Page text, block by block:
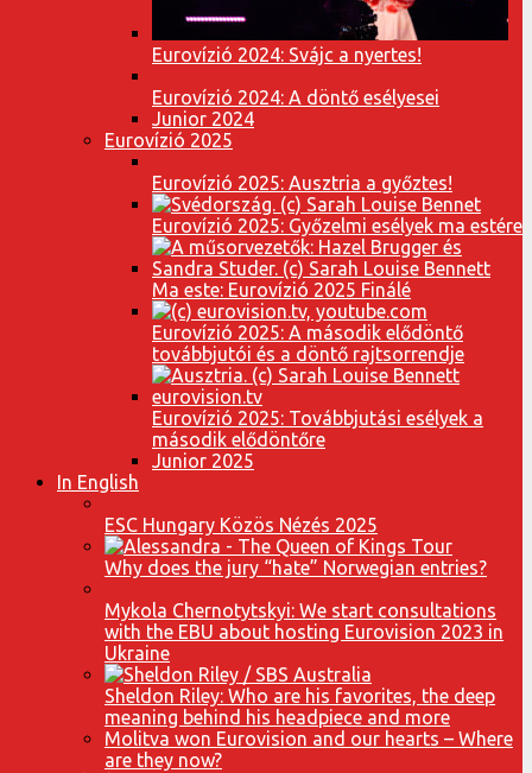
Eurovízió 2024: Svájc a nyertes!
Eurovízió 2024: A döntő esélyesei
Junior 2024
Eurovízió 2025
Eurovízió 2025: Ausztria a győztes!
Eurovízió 2025: Győzelmi esélyek ma estére
Ma este: Eurovízió 2025 Finálé
Eurovízió 2025: A második elődöntő
továbbjutói és a döntő rajtsorrendje
Eurovízió 2025: Továbbjutási esélyek a
második elődöntőre
Junior 2025
In English
ESC Hungary Közös Nézés 2025
Why does the jury “hate” Norwegian entries?
Mykola Chernotytskyi: We start consultations
with the EBU about hosting Eurovision 2023 in
Ukraine
Sheldon Riley: Who are his favorites, the deep
meaning behind his headpiece and more
Molitva won Eurovision and our hearts – Where
are they now?